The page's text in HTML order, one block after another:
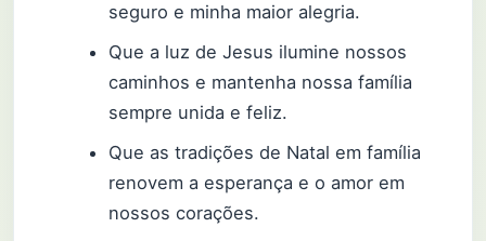
seguro e minha maior alegria.
Que a luz de Jesus ilumine nossos
caminhos e mantenha nossa família
sempre unida e feliz.
Que as tradições de Natal em família
renovem a esperança e o amor em
nossos corações.